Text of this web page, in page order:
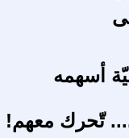
أسهمه
تّحرك معهم!